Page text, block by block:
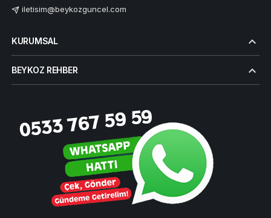
iletisim@beykozguncel.com
KURUMSAL
BEYKOZ REHBER